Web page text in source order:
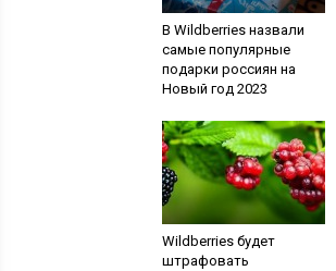
В Wildberries назвали
самые популярные
подарки россиян на
Новый год 2023
Wildberries будет
штрафовать